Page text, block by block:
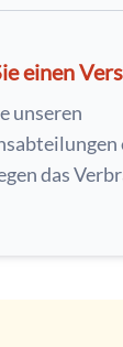
einen
unseren
das